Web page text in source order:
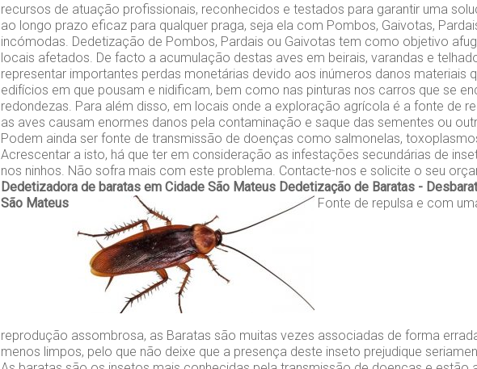
recursos de atuação profissionais, reconhecidos e testados para garantir uma
ao longo prazo eficaz para qualquer praga, seja ela com Pombos, Gaivotas,
incómodas. Dedetização de Pombos, Pardais ou Gaivotas tem como objetivo
locais afetados. De facto a acumulação destas aves em beirais, varandas e
representar importantes perdas monetárias devido aos inúmeros danos materiais
edifícios em que pousam e nidificam, bem como nas pinturas nos carros que se
redondezas. Para além disso, em locais onde a exploração agrícola é a fonte de
as aves causam enormes danos pela contaminação e saque das sementes ou
Podem ainda ser fonte de transmissão de doenças como salmonelas,
Acrescentar a isto, há que ter em consideração as infestações secundárias de
nos ninhos. Não sofra mais com este problema. Contacte-nos e solicite o seu
Dedetizadora de baratas em Cidade São Mateus Dedetização de Baratas -
São Mateus
Fonte de repulsa e com
reprodução assombrosa, as Baratas são muitas vezes associadas de forma
menos limpos, pelo que não deixe que a presença deste inseto prejudique